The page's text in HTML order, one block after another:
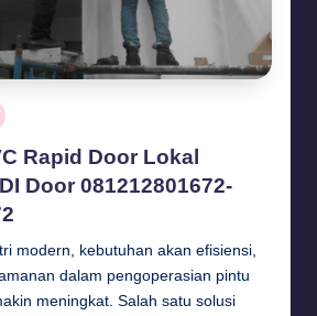
Rapid Door Lokal
Door 081212801672-
modern, kebutuhan akan efisiensi,
dalam pengoperasian pintu
meningkat. Salah satu solusi